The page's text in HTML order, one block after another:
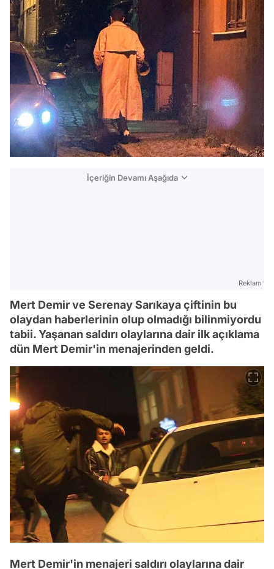
İçeriğin Devamı Aşağıda
Reklam
Mert Demir ve Serenay Sarıkaya çiftinin bu
olaydan haberlerinin olup olmadığı bilinmiyordu
tabii. Yaşanan saldırı olaylarına dair ilk açıklama
dün Mert Demir'in menajerinden geldi.
Mert Demir'in menajeri saldırı olaylarına dair